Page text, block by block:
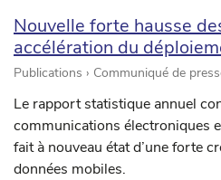
Nouvelle forte hausse
accélération du
Publications › Communiqué de
Le rapport statistique annuel
communications électroniques
fait à nouveau état d’une forte
données mobiles.